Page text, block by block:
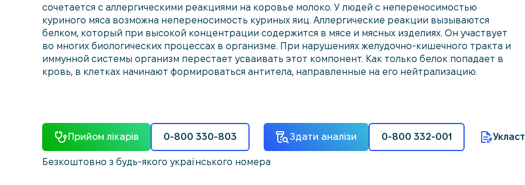
сочетается с аллергическими реакциями на коровье молоко. У людей с непереносимостью
куриного мяса возможна непереносимость куриных яиц. Аллергические реакции вызываются
белком, который при высокой концентрации содержится в мясе и мясных изделиях. Он участвует
во многих биологических процессах в организме. При нарушениях желудочно-кишечного тракта и
иммунной системы организм перестает усваивать этот компонент. Как только белок попадает в
кровь, в клетках начинают формироваться антитела, направленные на его нейтрализацию.
Прийом лікарів 0-800 330-803 Здати аналізи 0-800 332-001
Безкоштовно з будь-якого українського номера